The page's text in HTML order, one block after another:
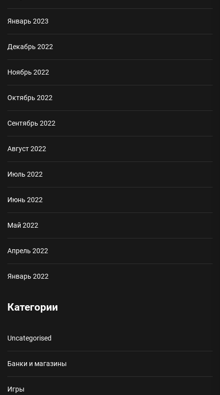
Январь 2023
Декабрь 2022
Ноябрь 2022
Октябрь 2022
Сентябрь 2022
Август 2022
Июль 2022
Июнь 2022
Май 2022
Апрель 2022
Январь 2022
Категории
Uncategorised
Банки и магазины
Игры